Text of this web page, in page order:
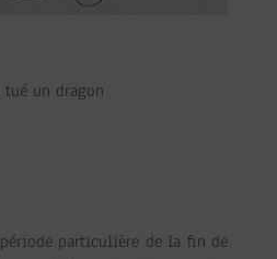
tué un dragon
particulière de la fin de